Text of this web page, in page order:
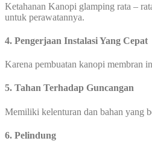
Ketahanan Kanopi glamping rata –
untuk perawatannya.
4. Pengerjaan Instalasi Yang Cepat
Karena pembuatan kanopi membran
5. Tahan Terhadap Guncangan
Memiliki kelenturan dan bahan yang
6. Pelindung